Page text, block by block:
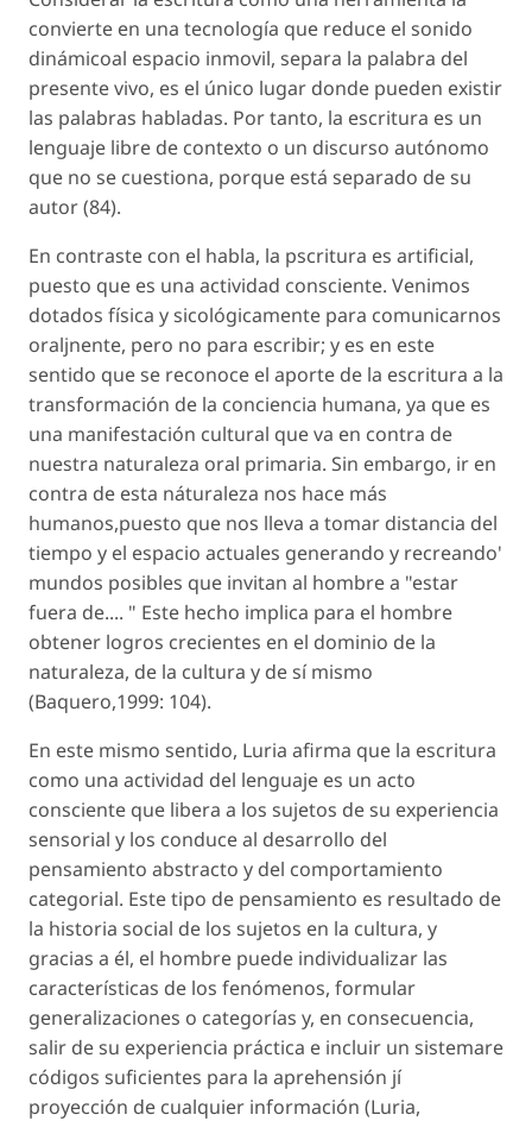
convierte en una tecnología que reduce el sonido
dinámicoal espacio inmovil, separa la palabra del
presente vivo, es el único lugar donde pueden existir
las palabras habladas. Por tanto, la escritura es un
lenguaje libre de contexto o un discurso autónomo
que no se cuestiona, porque está separado de su
autor (84).
En contraste con el habla, la pscritura es artificial,
puesto que es una actividad consciente. Venimos
dotados física y sicológicamente para comunicarnos
oraljnente, pero no para escribir; y es en este
sentido que se reconoce el aporte de la escritura a la
transformación de la conciencia humana, ya que es
una manifestación cultural que va en contra de
nuestra naturaleza oral primaria. Sin embargo, ir en
contra de esta náturaleza nos hace más
humanos,puesto que nos lleva a tomar distancia del
tiempo y el espacio actuales generando y recreando'
mundos posibles que invitan al hombre a "estar
fuera de.... " Este hecho implica para el hombre
obtener logros crecientes en el dominio de la
naturaleza, de la cultura y de sí mismo
(Baquero,1999: 104).
En este mismo sentido, Luria afirma que la escritura
como una actividad del lenguaje es un acto
consciente que libera a los sujetos de su experiencia
sensorial y los conduce al desarrollo del
pensamiento abstracto y del comportamiento
categorial. Este tipo de pensamiento es resultado de
la historia social de los sujetos en la cultura, y
gracias a él, el hombre puede individualizar las
características de los fenómenos, formular
generalizaciones o categorías y, en consecuencia,
salir de su experiencia práctica e incluir un sistemare
códigos suficientes para la aprehensión jí
proyección de cualquier información (Luria,